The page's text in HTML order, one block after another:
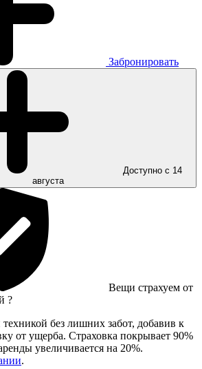
Забронировать
Доступно с 14
августа
Вещи страхуем от
?
без лишних забот, добавив к
от ущерба. Страховка покрывает 90%
увеличивается на 20%.
.